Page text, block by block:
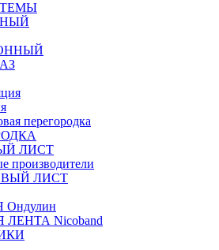
перегородка
ЛИСТ
ЛИСТ
Nicoband